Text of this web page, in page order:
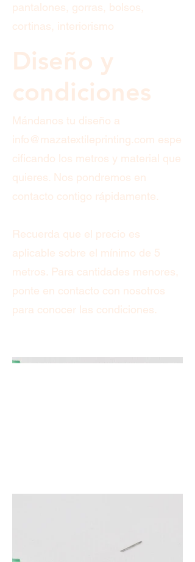
pantalones, gorras, bolsos,
cortinas, interiorismo
Diseño y
condiciones
Mándanos tu diseño a
info@mazatextileprinting.com espe
cificando los metros y material que
quieres. Nos pondremos en
contacto contigo rápidamente.
Recuerda que el precio es
aplicable sobre el mínimo de 5
metros. Para cantidades menores,
ponte en contacto con nosotros
para conocer las condiciones.